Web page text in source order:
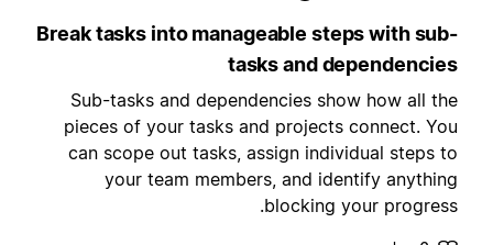
Break tasks into manageable steps with
tasks and
Sub-tasks and dependencies show how all
pieces of your tasks and projects connect.
can scope out tasks, assign individual steps
your team members, and identify
blocking your